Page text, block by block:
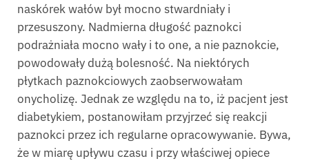
naskórek wałów był mocno stwardniały i
przesuszony. Nadmierna długość paznokci
podrażniała mocno wały i to one, a nie paznokcie,
powodowały dużą bolesność. Na niektórych
płytkach paznokciowych zaobserwowałam
onycholizę. Jednak ze względu na to, iż pacjent jest
diabetykiem, postanowiłam przyjrzeć się reakcji
paznokci przez ich regularne opracowywanie. Bywa,
że w miarę upływu czasu i przy właściwej opiece